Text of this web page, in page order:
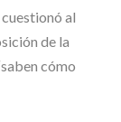
al
de la
cómo